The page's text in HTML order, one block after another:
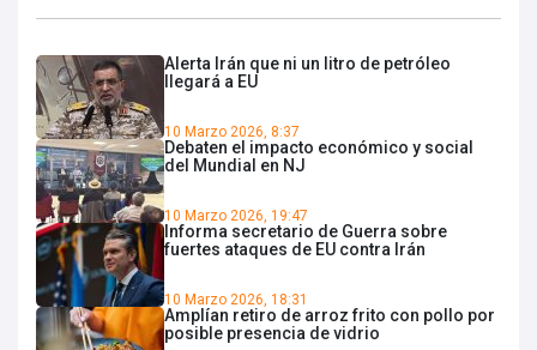
Alerta Irán que ni un litro de petróleo
llegará a EU
10 Marzo 2026, 8:37
Debaten el impacto económico y social
del Mundial en NJ
10 Marzo 2026, 19:47
Informa secretario de Guerra sobre
fuertes ataques de EU contra Irán
10 Marzo 2026, 18:31
Amplían retiro de arroz frito con pollo por
posible presencia de vidrio